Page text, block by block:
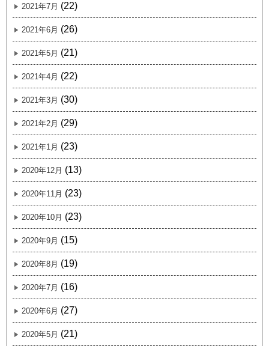
2021年7月 (22)
2021年6月 (26)
2021年5月 (21)
2021年4月 (22)
2021年3月 (30)
2021年2月 (29)
2021年1月 (23)
2020年12月 (13)
2020年11月 (23)
2020年10月 (23)
2020年9月 (15)
2020年8月 (19)
2020年7月 (16)
2020年6月 (27)
2020年5月 (21)